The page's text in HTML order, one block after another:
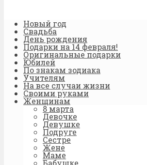
Новый год
Свадьба
День рождения
Подарки на 14 февраля!
Оригинальные подарки
Юбилей
По знакам зодиака
Учителям
На все случаи жизни
Своими руками
Женщинам
8 марта
Девочке
Девушке
Подруге
Сестре
Жене
Маме
Бабушке